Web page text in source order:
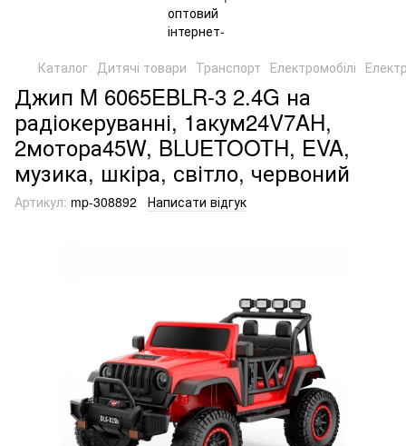
Каталог Дитячі товари Транспорт Електромобілі
Джип M 6065EBLR-3 2.4G на
радіокеруванні, 1акум24V7AH,
2мотора45W, BLUETOOTH, EVA,
музика, шкіра, світло, червоний
Артикул: mp-308892 Написати відгук